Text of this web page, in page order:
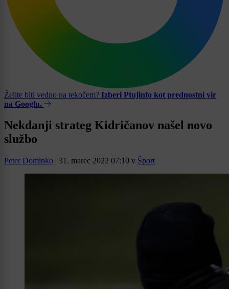
Želite biti vedno na tekočem? Izberi Ptujinfo kot prednostni vir
na Googlu.
Nekdanji strateg Kidričanov našel novo
službo
Peter Dominko | 31. marec 2022 07:10 v Šport